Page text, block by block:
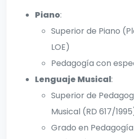
Piano:
Superior de Piano
LOE)
Pedagogía con
Lenguaje Musical:
Superior de
Musical (RD 617/
Grado en